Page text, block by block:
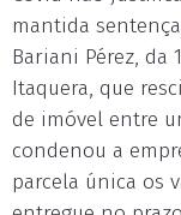
mantida
Bariani Pérez, da
Itaquera, que
de imóvel entre
condenou a
parcela única os